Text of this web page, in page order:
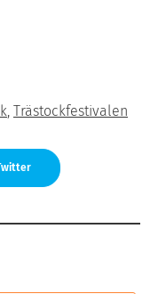
Trästockfestivalen